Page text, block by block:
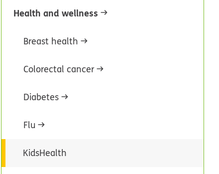
Health and wellness
Breast health
Colorectal cancer
Diabetes
Flu
KidsHealth